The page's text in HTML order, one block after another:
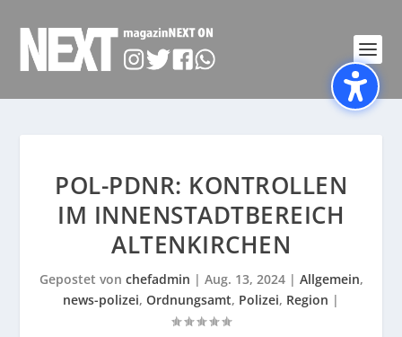
POL-PDNR: KONTROLLEN
IM INNENSTADTBEREICH
ALTENKIRCHEN
Gepostet von chefadmin | Aug. 13, 2024| Allgemein,
news-polizei, Ordnungsamt, Polizei, Region |